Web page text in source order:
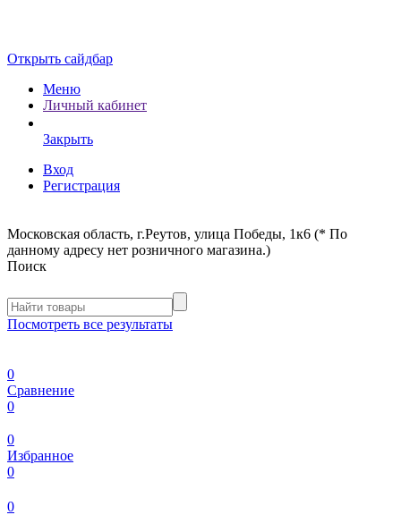
Открыть сайдбар
Меню
Личный кабинет
Закрыть
Вход
Регистрация
Московская область, г.Реутов, улица Победы, 1к6 (* По
данному адресу нет розничного магазина.)
Поиск
Посмотреть все результаты
0
Сравнение
0
0
Избранное
0
0